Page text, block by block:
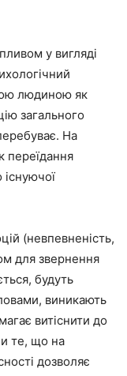
у вигляді
людиною як
загального
На
переїдання
існуючої
(невпевненість,
для звернення
будуть
виникають
витіснити до
те, що на
дозволяє